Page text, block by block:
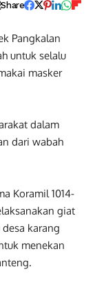
Share
Pangkalan
untuk selalu
masker
dalam
dari wabah
Koramil 1014-
giat
karang
menekan